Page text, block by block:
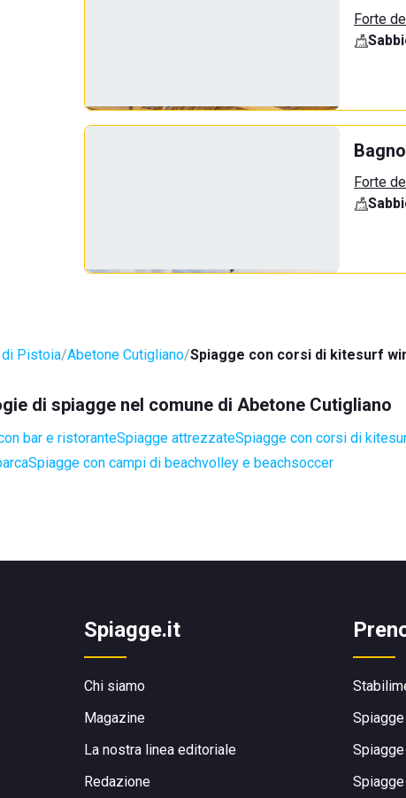
Forte
Forte
Pistoia Abetone Cutigliano Spiagge con corsi di kitesurf
di spiagge nel comune di Abetone Cutigliano
bar e ristoranteSpiagge attrezzateSpiagge con corsi di
Spiagge con campi di beachvolley e beachsoccer
Spiagge.it
Chi siamo
Magazine
La nostra linea editoriale
Redazione